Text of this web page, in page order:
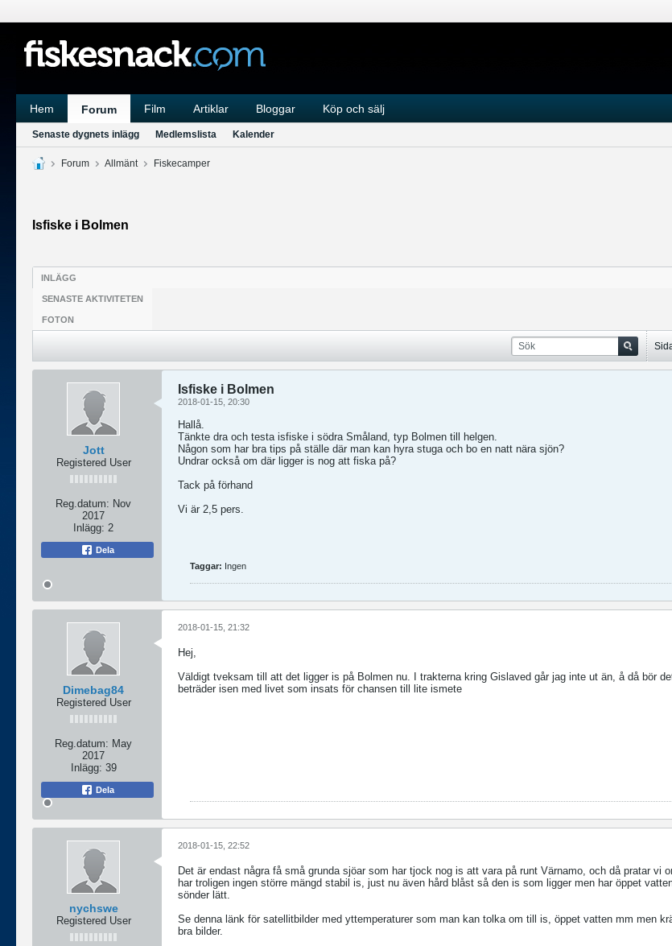
Hem Forum Film Artiklar Bloggar Köp och sälj
Senaste dygnets inlägg Medlemslista Kalender
Forum Allmänt Fiskecamper
Isfiske i Bolmen
INLÄGG
SENASTE AKTIVITETEN
FOTON
Jott
Registered User
Reg.datum: Nov
2017
Inlägg: 2
Dela
Isfiske i Bolmen
2018-01-15, 20:30
Hallå.
Tänkte dra och testa isfiske i södra Småland, typ Bolmen till helgen.
Någon som har bra tips på ställe där man kan hyra stuga och bo en natt nära sjön?
Undrar också om där ligger is nog att fiska på?
Tack på förhand
Vi är 2,5 pers.
Taggar: Ingen
Dimebag84
Registered User
Reg.datum: May
2017
Inlägg: 39
Dela
2018-01-15, 21:32
Hej,
Väldigt tveksam till att det ligger is på Bolmen nu. I trakterna kring Gislaved går jag inte ut än, å då bör
beträder isen med livet som insats för chansen till lite ismete
nychswe
Registered User
2018-01-15, 22:52
Det är endast några få små grunda sjöar som har tjock nog is att vara på runt Värnamo, och då pratar vi
har troligen ingen större mängd stabil is, just nu även hård blåst så den is som ligger men har öppet
sönder lätt.
Se denna länk för satellitbilder med yttemperaturer som man kan tolka om till is, öppet vatten mm men
bra bilder.